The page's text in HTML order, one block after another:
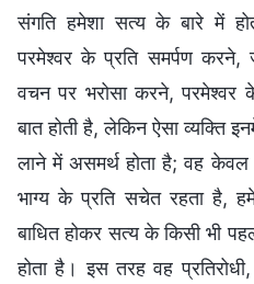
संगति हमेशा सत्य के बारे में
परमेश्वर के प्रति समर्पण
वचन पर भरोसा करने, परमेश्वर
बात होती है, लेकिन ऐसा व्यक्ति
लाने में असमर्थ होता है; वह
भाग्य के प्रति सचेत रहता है,
बाधित होकर सत्य के किसी भी
होता है। इस तरह वह